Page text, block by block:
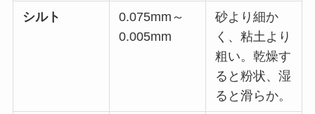
シルト
0.075mm～
0.005mm
砂より細か
く、粘土より
粗い。乾燥す
ると粉状、湿
ると滑らか。